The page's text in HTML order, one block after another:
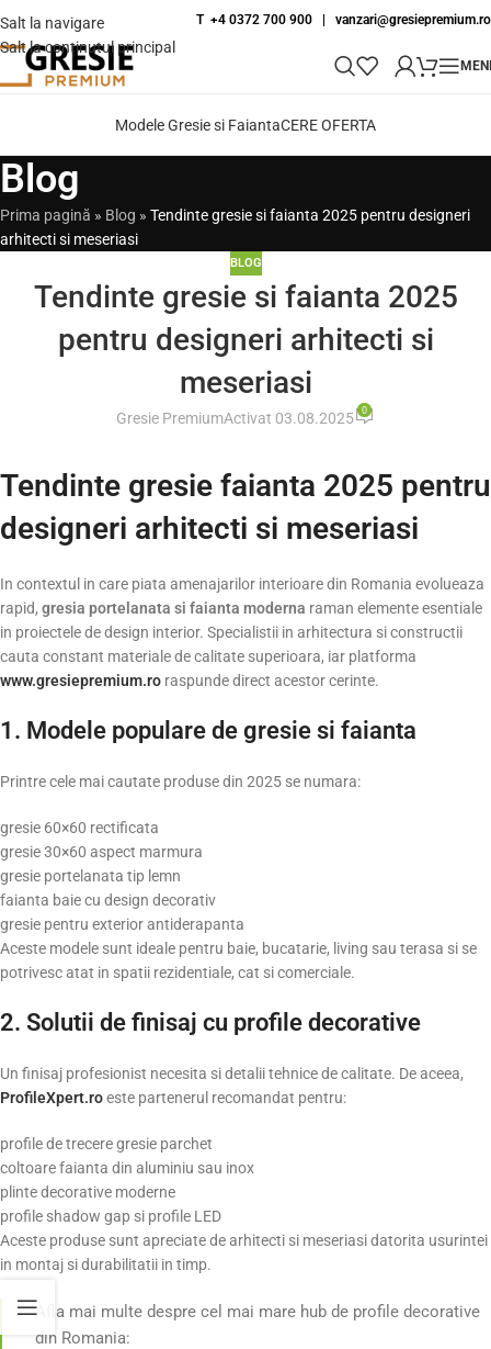
Salt la navigare
Salt la conținutul principal
T +4 0372 700 900 | vanzari@gresiepremium.ro
Modele Gresie si FaiantaCERE OFERTA
Blog
Prima pagină » Blog » Tendinte gresie si faianta 2025 pentru designeri
arhitecti si meseriasi
BLOG
Tendinte gresie si faianta 2025
pentru designeri arhitecti si
meseriasi
Gresie PremiumActivat 03.08.2025 0
Tendinte gresie faianta 2025 pentru
designeri arhitecti si meseriasi
In contextul in care piata amenajarilor interioare din Romania evolueaza
rapid, gresia portelanata si faianta moderna raman elemente esentiale
in proiectele de design interior. Specialistii in arhitectura si constructii
cauta constant materiale de calitate superioara, iar platforma
www.gresiepremium.ro raspunde direct acestor cerinte.
1. Modele populare de gresie si faianta
Printre cele mai cautate produse din 2025 se numara:
gresie 60×60 rectificata
gresie 30×60 aspect marmura
gresie portelanata tip lemn
faianta baie cu design decorativ
gresie pentru exterior antiderapanta
Aceste modele sunt ideale pentru baie, bucatarie, living sau terasa si se
potrivesc atat in spatii rezidentiale, cat si comerciale.
2. Solutii de finisaj cu profile decorative
Un finisaj profesionist necesita si detalii tehnice de calitate. De aceea,
ProfileXpert.roeste partenerul recomandat pentru:
profile de trecere gresie parchet
coltoare faianta din aluminiu sau inox
plinte decorative moderne
profile shadow gap si profile LED
Aceste produse sunt apreciate de arhitecti si meseriasi datorita usurintei
in montaj si durabilitatii in timp.
Afla mai multe despre cel mai mare hub de profile decorative
din Romania: